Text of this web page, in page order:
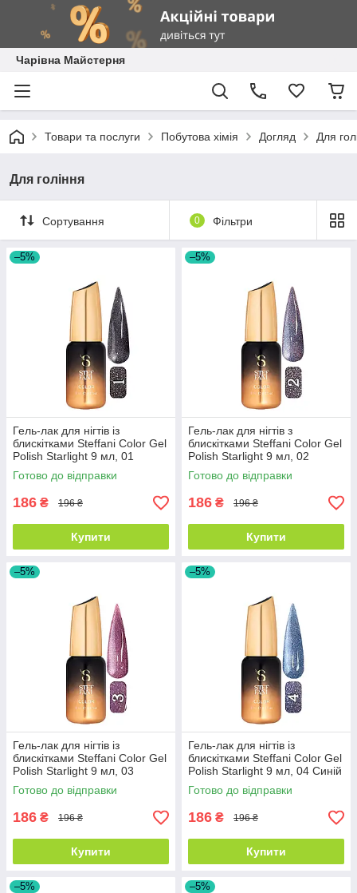
Чарівна Майстерня
Товари та послуги Побутова хімія Догляд Для
Для гоління
Сортування 0 Фільтри
–5%
Гель-лак для нігтів із
блискітками Steffani Color Gel
Polish Starlight 9 мл, 01
Темно-сірий із шиммером
Готово до відправки
186 ₴ 196 ₴
Купити
–5%
Гель-лак для нігтів з
блискітками Steffani Color Gel
Polish Starlight 9 мл, 02
Бузковий з шиммером
Готово до відправки
186 ₴ 196 ₴
Купити
–5%
Гель-лак для нігтів із
блискітками Steffani Color Gel
Polish Starlight 9 мл, 03
Пурпурний із шиммером
Готово до відправки
186 ₴ 196 ₴
Купити
–5%
Гель-лак для нігтів із
блискітками Steffani Color Gel
Polish Starlight 9 мл, 04 Синій
із шиммером
Готово до відправки
186 ₴ 196 ₴
Купити
–5% –5%